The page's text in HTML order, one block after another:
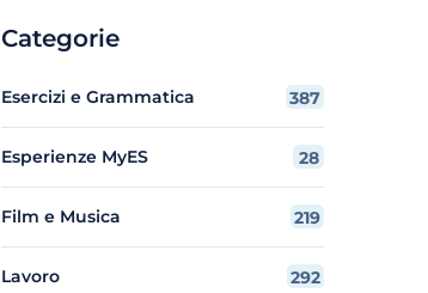
Categorie
Esercizi e Grammatica 387
Esperienze MyES 28
Film e Musica 219
Lavoro 292